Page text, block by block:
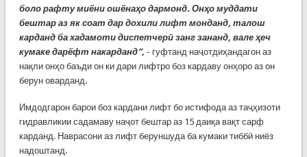
боло рафту миёни ошёнаҳо дармонд. Онҳо муддати
бештар аз як соат дар дохили лифт монданд, талош
карданд ба хадамоти диспетчерӣ занг зананд, вале ҳеч
кумаке дарёфт накарданд”, - гуфтанд наҷотдиҳандагон аз
нақли онҳо баъди он ки дари лифтро боз кардаву онҳоро аз он
берун оварданд.
Имдодгарон барои боз кардани лифт бо истифода аз таҷҳизоти
гидравликии садамаву наҷот бештар аз 15 даиқа вақт сарф
карданд. Наврасони аз лифт беруншуда ба кумаки тиббӣ ниёз
надоштанд.